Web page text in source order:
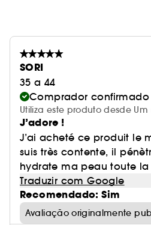
SORI
35 a 44
Comprador confirmado
Utiliza este produto desde Um
J’adore !
J’ai acheté ce produit le
suis très contente, il
hydrate ma peau toute la
Traduzir com Google
Recomendado: Sim
Avaliação originalmente